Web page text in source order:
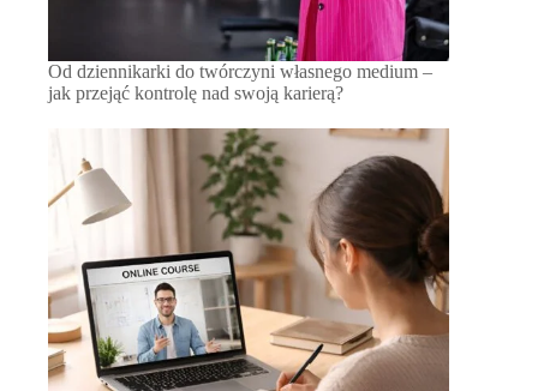
Od dziennikarki do twórczyni własnego medium –
jak przejąć kontrolę nad swoją karierą?